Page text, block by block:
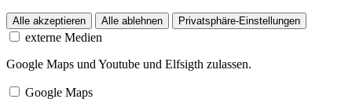
Alle akzeptieren Alle ablehnen Privatsphäre-Einstellungen
externe Medien
Google Maps und Youtube und Elfsigth zulassen.
Google Maps